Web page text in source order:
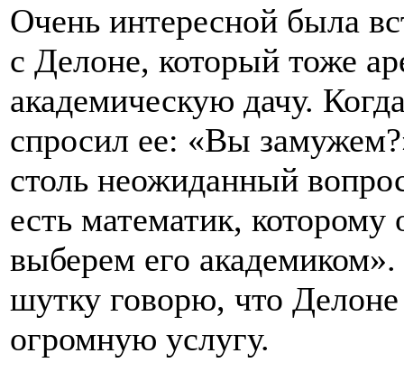
Очень интересной была
с Делоне, который тоже
академическую дачу.
спросил ее: «Вы
столь неожиданный
есть математик,
выберем его
шутку говорю, что Делоне
огромную услугу.